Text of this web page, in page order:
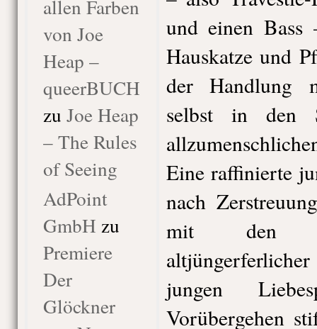
allen Farben
von Joe
Heap –
queerBUCH
zu Joe Heap
– The Rules
of Seeing
AdPoint
GmbH zu
Premiere
Der
Glöckner
und einen Bass
Hauskatze und
der Handlung
selbst in den
Eine raffinierte
nach
mit den
jungen
Vorübergehen